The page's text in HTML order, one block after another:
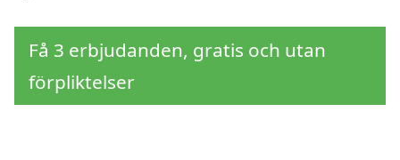
Få 3 erbjudanden, gratis och utan
förpliktelser